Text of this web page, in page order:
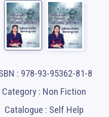
: 978-93-95362-81-8
Category : Non Fiction
Catalogue : Self Help